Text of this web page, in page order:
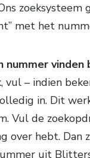
zoeksysteem
met het
nummer vinden
vul – indien
in. Dit
Vul de
over hebt. Dan
uit